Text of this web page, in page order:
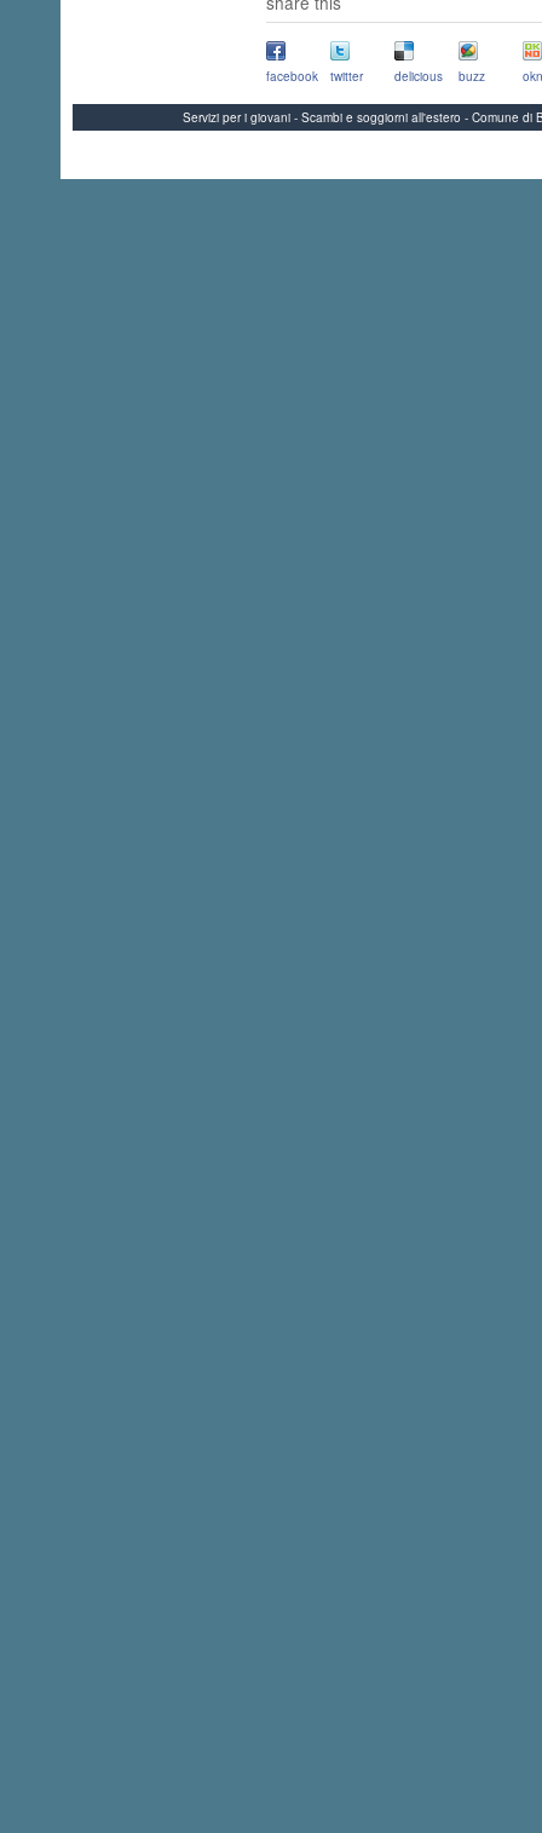
facebook twitter delicious buzz
Servizi per i giovani - Scambi e soggiorni all'estero - Comune